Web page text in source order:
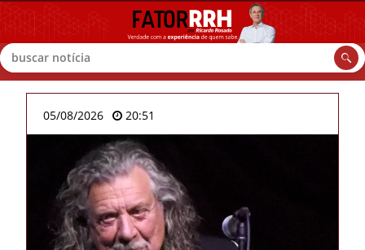
Buscar
05/08/2026 20:51